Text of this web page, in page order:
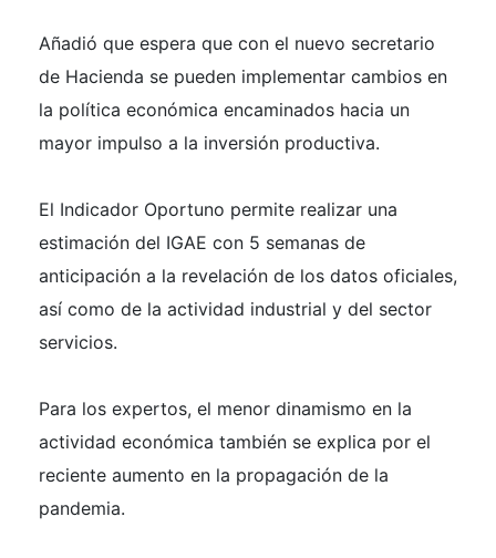
Añadió que espera que con el nuevo secretario
de Hacienda se pueden implementar cambios en
la política económica encaminados hacia un
mayor impulso a la inversión productiva.
El Indicador Oportuno permite realizar una
estimación del IGAE con 5 semanas de
anticipación a la revelación de los datos oficiales,
así como de la actividad industrial y del sector
servicios.
Para los expertos, el menor dinamismo en la
actividad económica también se explica por el
reciente aumento en la propagación de la
pandemia.